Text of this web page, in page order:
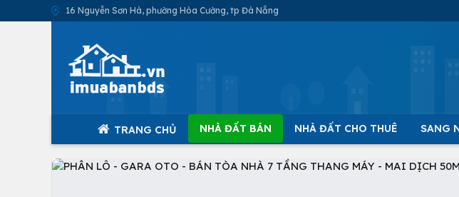
16 Nguyễn Sơn Hà, phường Hòa Cường, tp Đà Nẵng
TRANG CHỦ NHÀ ĐẤT BÁN NHÀ ĐẤT CHO THUÊ SANG